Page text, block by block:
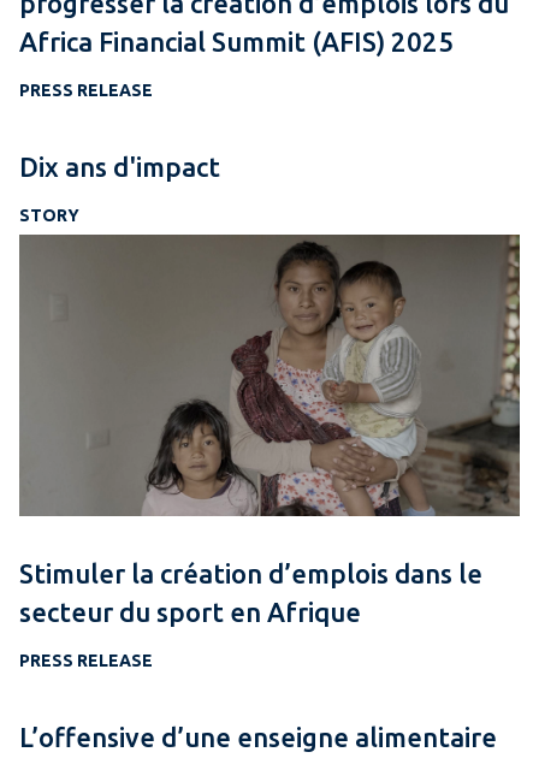
Africa Financial Summit (AFIS) 2025
PRESS RELEASE
Dix ans d'impact
STORY
Stimuler la création d’emplois dans le
secteur du sport en Afrique
PRESS RELEASE
L’offensive d’une enseigne alimentaire